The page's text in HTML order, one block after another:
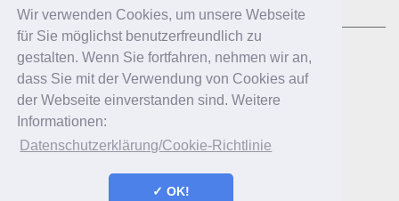
Wir verwenden Cookies, um unsere Webseite
für Sie möglichst benutzerfreundlich zu
gestalten. Wenn Sie fortfahren, nehmen wir an,
dass Sie mit der Verwendung von Cookies auf
der Webseite einverstanden sind. Weitere
Informationen:
Datenschutzerklärung/Cookie-Richtlinie
✓ OK!
Programme
personaler Bereich
Kinaesthetics Lebensqualität im Alter
Kinaesthetics Gesundheit am Arbeitsplatz
Kinaesthetics Kreatives Lernen
professionaler Bereich
Kinaesthetics in der Pflege
Kinaesthetics Pflegende Angehörige
Kinaesthetics in der Erziehung